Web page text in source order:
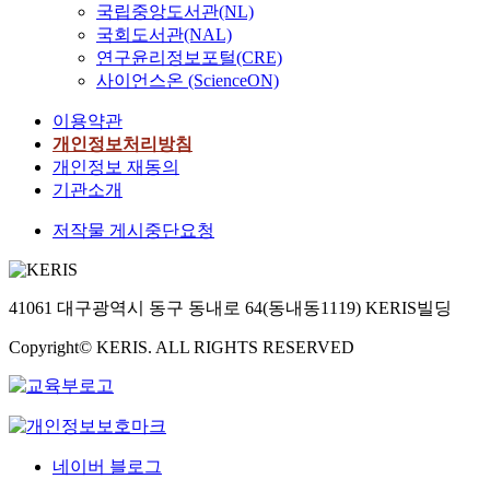
국립중앙도서관(NL)
국회도서관(NAL)
연구윤리정보포털(CRE)
사이언스온 (ScienceON)
이용약관
개인정보처리방침
개인정보 재동의
기관소개
저작물 게시중단요청
41061 대구광역시 동구 동내로 64(동내동1119) KERIS빌딩
Copyright© KERIS. ALL RIGHTS RESERVED
네이버 블로그